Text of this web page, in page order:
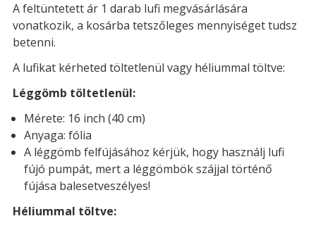
A feltüntetett ár 1 darab lufi megvásárlására
vonatkozik, a kosárba tetszőleges mennyiséget tudsz
betenni.
A lufikat kérheted töltetlenül vagy héliummal töltve:
Léggömb töltetlenül:
Mérete: 16 inch (40 cm)
Anyaga: fólia
A léggömb felfújásához kérjük, hogy használj lufi
fújó pumpát, mert a léggömbök szájjal történő
fújása balesetveszélyes!
Héliummal töltve: